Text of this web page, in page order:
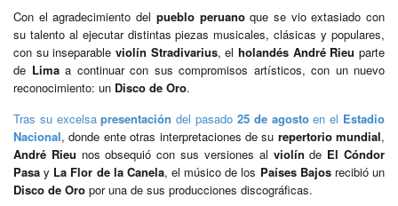
Con el agradecimiento del pueblo peruanoque se vio extasiado con
su talento al ejecutar distintas piezas musicales, clásicas y populares,
con su inseparable violín Stradivarius, elholandés André Rieu parte
de Limaa continuar con sus compromisos artísticos, con un nuevo
reconocimiento: un Disco de Oro.
Tras su excelsapresentación del pasado 25 de agostoen el Estadio
Nacional, donde ente otras interpretaciones de su repertorio mundial,
André Rieu nos obsequió con sus versiones al violín de El Cóndor
Pasa y La Flor de la Canela, el músico de los Países Bajosrecibió un
Disco de Oro por una de sus producciones discográficas.